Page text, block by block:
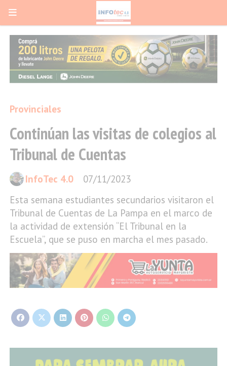
Continúan las visitas de colegios al
Tribunal de Cuentas
Esta semana estudiantes secundarios visitaron el
Tribunal de Cuentas de La Pampa en el marco de
la actividad de extensión “El Tribunal en la
Escuela”, que se puso en marcha el mes pasado.
Provinciales
07/11/2023
InfoTec 4.0